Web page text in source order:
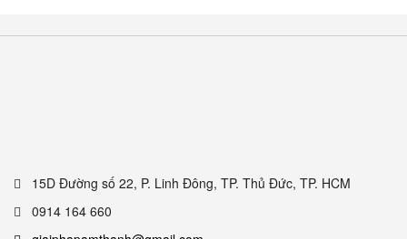
15D Đường số 22, P. Linh Đông, TP. Thủ Đức, TP. HCM
0914 164 660